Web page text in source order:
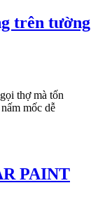
trên tường
thợ mà tốn
mốc dễ
PAINT